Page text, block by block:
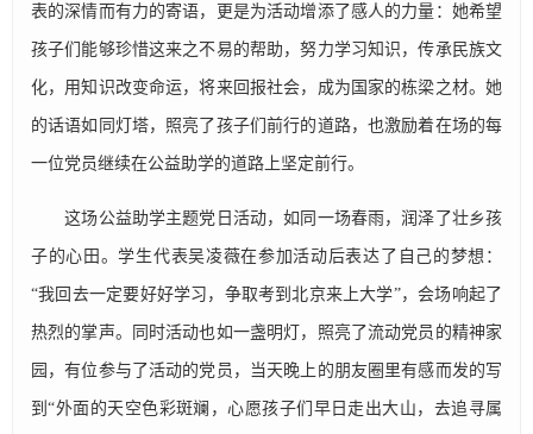
表的深情而有力的寄语，更是为活动增添了感人的力量：她希望
孩子们能够珍惜这来之不易的帮助，努力学习知识，传承民族文
化，用知识改变命运，将来回报社会，成为国家的栋梁之材。她
的话语如同灯塔，照亮了孩子们前行的道路，也激励着在场的每
一位党员继续在公益助学的道路上坚定前行。
这场公益助学主题党日活动，如同一场春雨，润泽了壮乡孩
子的心田。学生代表吴凌薇在参加活动后表达了自己的梦想：
“我回去一定要好好学习，争取考到北京来上大学”，会场响起了
热烈的掌声。同时活动也如一盏明灯，照亮了流动党员的精神家
园，有位参与了活动的党员，当天晚上的朋友圈里有感而发的写
到“外面的天空色彩斑斓，心愿孩子们早日走出大山，去追寻属